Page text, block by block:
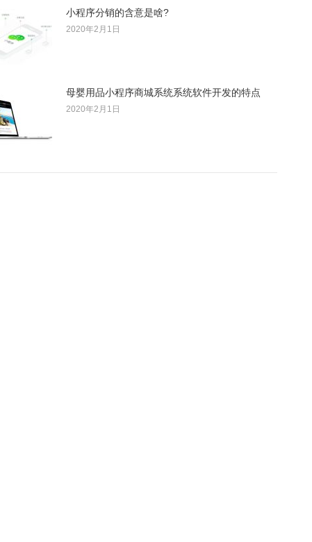
小程序分销的含意是啥?
2020年2月1日
母婴用品小程序商城系统系统软件开发的特点
2020年2月1日